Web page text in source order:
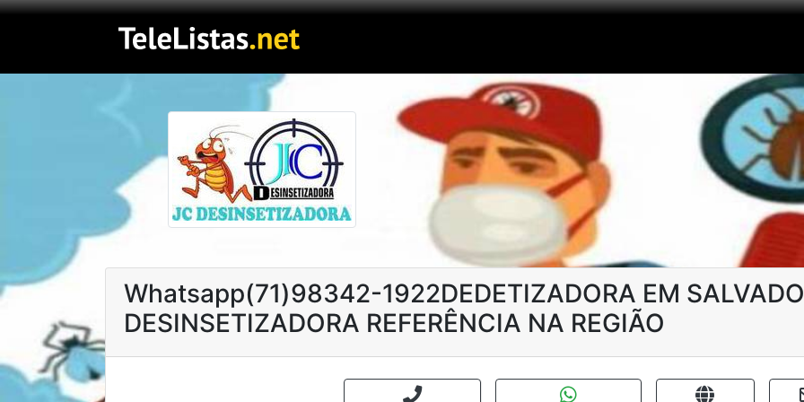
Whatsapp(71)98342-1922DEDETIZADORA EM
DESINSETIZADORA REFERÊNCIA NA REGIÃO